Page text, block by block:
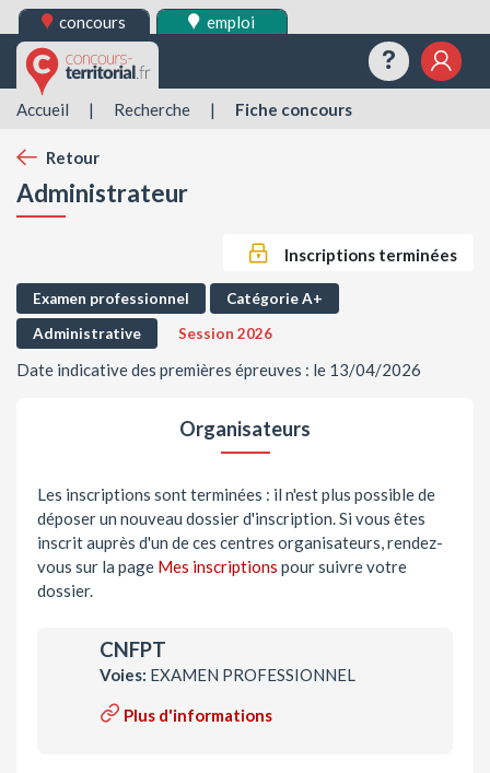
concours emploi
Accueil | Recherche | Fiche concours
Retour
Administrateur
Inscriptions terminées
Examen professionnel
Catégorie A+
Administrative
Session 2026
Date indicative des premières épreuves : le 13/04/2026
Organisateurs
Les inscriptions sont terminées : il n'est plus possible de
déposer un nouveau dossier d'inscription. Si vous êtes
inscrit auprès d'un de ces centres organisateurs, rendez-
vous sur la page Mes inscriptions pour suivre votre
dossier.
CNFPT
Voies: EXAMEN PROFESSIONNEL
Plus d'informations